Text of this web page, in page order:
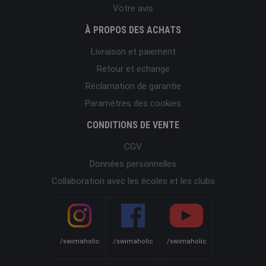
Votre avis
À PROPOS DES ACHATS
Livraison et paiement
Retour et echange
Réclamation de garantie
Paramètres des cookies
CONDITIONS DE VENTE
CGV
Données personnelles
Collaboration avec les écoles et les clubs
/swimaholic /swimaholic /swimaholic